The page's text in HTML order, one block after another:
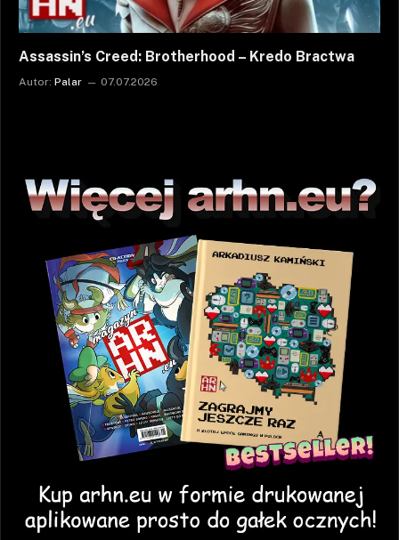
Assassin’s Creed: Brotherhood – Kredo Bractwa
Autor: Palar 07.07.2026